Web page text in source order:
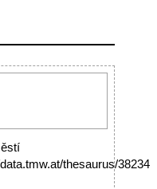
thesaurus/38234